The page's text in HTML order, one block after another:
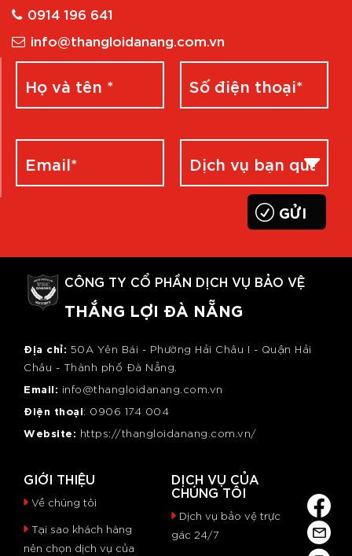
0914 196 641
info@thangloidanang.com.vn
CÔNG TY CỔ PHẦN DỊCH VỤ BẢO VỆ
THẮNG LỢI ĐÀ NẴNG
Địa chỉ: 50A Yên Bái - Phường Hải Châu I - Quận Hải
Châu - Thành phố Đà Nẵng.
Email: info@thangloidanang.com.vn
Điện thoại: 0906 174 004
Website: https://thangloidanang.com.vn/
GIỚI THIỆU
Về chúng tôi
Tại sao khách hàng
nên chọn dịch vụ của
DỊCH VỤ CỦA
CHÚNG TÔI
Dịch vụ bảo vệ trực
gác 24/7